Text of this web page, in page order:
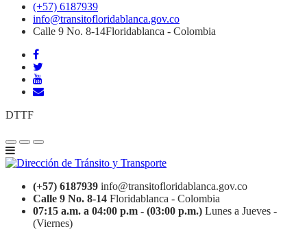
(+57) 6187939
info@transitofloridablanca.gov.co
Calle 9 No. 8-14Floridablanca - Colombia
DTTF
(+57) 6187939 info@transitofloridablanca.gov.co
Calle 9 No. 8-14 Floridablanca - Colombia
07:15 a.m. a 04:00 p.m - (03:00 p.m.) Lunes a Jueves -
(Viernes)